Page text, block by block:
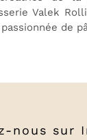
Valek
de
nous sur